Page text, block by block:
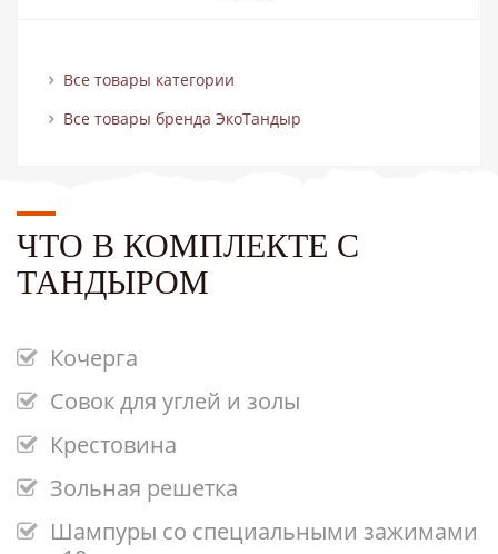
Все товары категории
Все товары бренда ЭкоТандыр
ЧТО В КОМПЛЕКТЕ С
ТАНДЫРОМ
Кочерга
Совок для углей и золы
Крестовина
Зольная решетка
Шампуры со специальными зажимами